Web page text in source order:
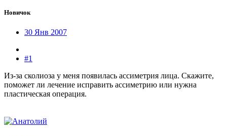
Новичок
30 Янв 2007
#1
Из-за сколиоза у меня появилась ассиметрия лица. Скажите,
поможет ли лечение исправить ассиметрию или нужна
пластическая операция.